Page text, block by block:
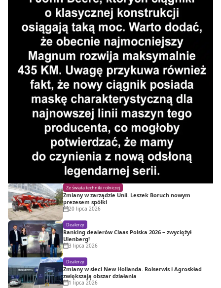
Ze świata techniki rolniczej
Zmiany w zarządzie Unii. Leszek Boruch nowym
prezesem spółki
20 lipca 2026
Dealerzy
Ranking dealerów Claas Polska 2026 – zwyciężył
Ulenberg!
3 lipca 2026
Dealerzy
Zmiany w sieci New Hollanda. Rolserwis i Agroskład
zwiększają obszar działania
1 lipca 2026